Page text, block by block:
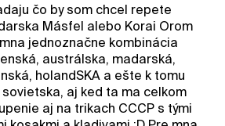
čo by som chcel repete
Másfel alebo Korai Orom
jednoznačne kombinácia
austrálska, madarská,
holandSKA a ešte k tomu
aj ked ta ma celkom
aj na trikach CCCP s tými